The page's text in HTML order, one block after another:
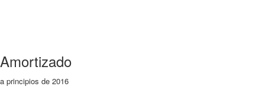
Amortizado
a principios de 2016